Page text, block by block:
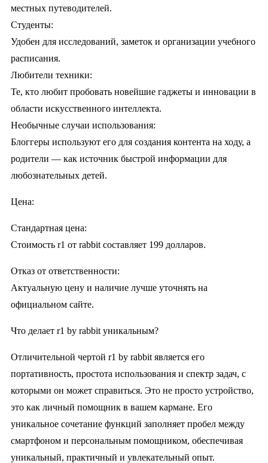
местных путеводителей.
Студенты:
Удобен для исследований, заметок и организации учебного
расписания.
Любители техники:
Те, кто любит пробовать новейшие гаджеты и инновации в
области искусственного интеллекта.
Необычные случаи использования:
Блоггеры используют его для создания контента на ходу, а
родители — как источник быстрой информации для
любознательных детей.
Цена:
Стандартная цена:
Стоимость r1 от rabbit составляет 199 долларов.
Отказ от ответственности:
Актуальную цену и наличие лучше уточнять на
официальном сайте.
Что делает r1 by rabbit уникальным?
Отличительной чертой r1 by rabbit является его
портативность, простота использования и спектр задач, с
которыми он может справиться. Это не просто устройство,
это как личный помощник в вашем кармане. Его
уникальное сочетание функций заполняет пробел между
смартфоном и персональным помощником, обеспечивая
уникальный, практичный и увлекательный опыт.